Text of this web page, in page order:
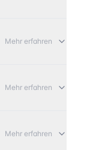
Mehr erfahren
Mehr erfahren
Mehr erfahren